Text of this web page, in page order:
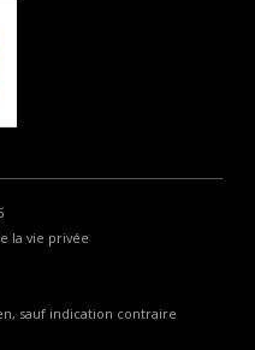
la vie privée
sauf indication contraire